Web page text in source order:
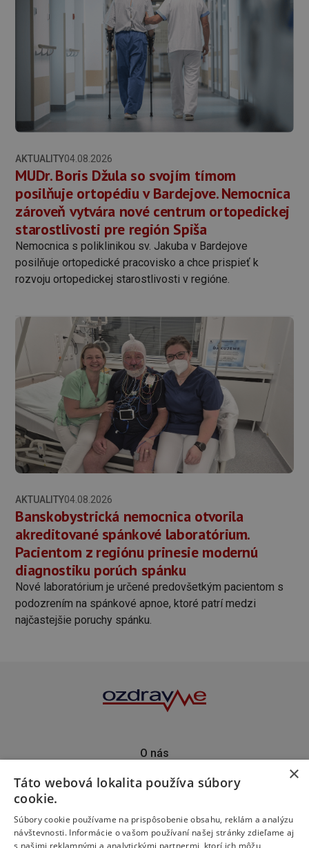
AKTUALITY04.08.2026
MUDr. Boris Džula so svojím tímom
posilňuje ortopédiu v Bardejove. Nemocnica
zároveň vytvára nové centrum ortopedickej
starostlivosti pre región Spiša
Nemocnica s poliklinikou sv. Jakuba v Bardejove
posilňuje ortopedické pracovisko a chce prispieť k
rozvoju ortopedickej starostlivosti v regióne.
AKTUALITY04.08.2026
Banskobystrická nemocnica otvorila
akreditované spánkové laboratórium.
Pacientom z regiónu prinesie modernú
diagnostiku porúch spánku
Nové laboratórium je určené predovšetkým pacientom s
podozrením na spánkové apnoe, ktoré patrí medzi
najčastejšie poruchy spánku.
O nás
Predplatné
Podporte nás
×
Táto webová lokalita používa súbory
cookie.
Súbory cookie používame na prispôsobenie obsahu, reklám a analýzu
návštevnosti. Informácie o vašom používaní našej stránky zdieľame aj
s našimi reklamnými a analytickými partnermi, ktorí ich môžu